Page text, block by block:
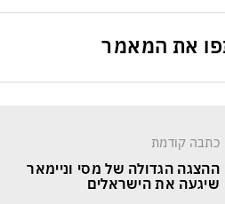
את המאמר
כתבה קודמת
ההצגה הגדולה של מסי וניימאר
שיגעה את הישראלים